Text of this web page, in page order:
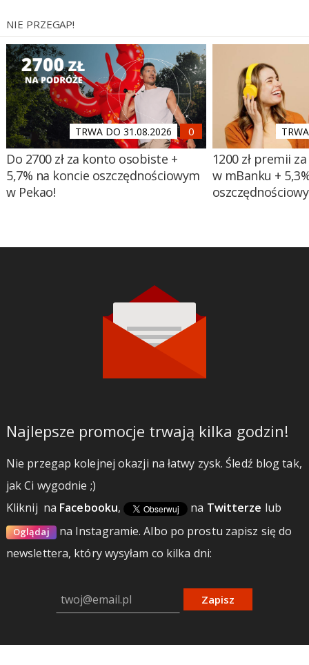
NIE PRZEGAP!
TRWA DO 31.08.2026
Do 2700 zł za konto osobiste +
5,7% na koncie oszczędnościowym
w Pekao!
1200 zł premii
w mBanku +
Najlepsze promocje trwają kilka godzin!
Nie przegap kolejnej okazji na łatwy zysk. Śledź blog tak,
jak Ci wygodnie ;)
Kliknij na Facebooku, na Twitterze lub
Oglądaj na Instagramie.Albo po prostu zapisz się do
newslettera, który wysyłam co kilka dni:
Zapisz